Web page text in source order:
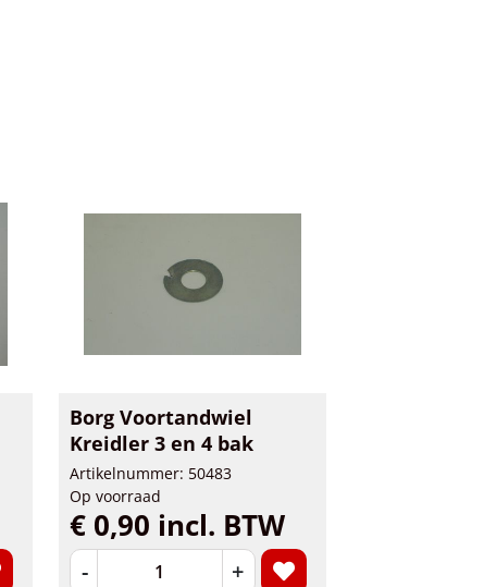
Borg Voortandwiel
Kreidler 3 en 4 bak
Artikelnummer: 50483
Op voorraad
€ 0,90 incl. BTW
- +